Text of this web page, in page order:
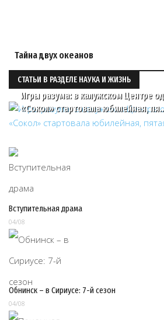
Тайна двух океанов
СТАТЬИ В РАЗДЕЛЕ НАУКА И ЖИЗНЬ
Игры разума: в калужском Центре
«Сокол» стартовала юбилейная,
Вступительная драма
04/08
Обнинск – в Сириусе: 7-й сезон
04/08